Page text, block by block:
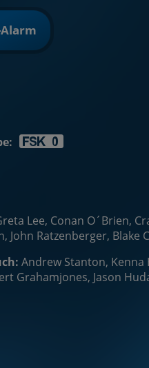
Lee, Conan O´Brien,
John Ratzenberger,
Andrew Stanton, Kenna
Grahamjones, Jason